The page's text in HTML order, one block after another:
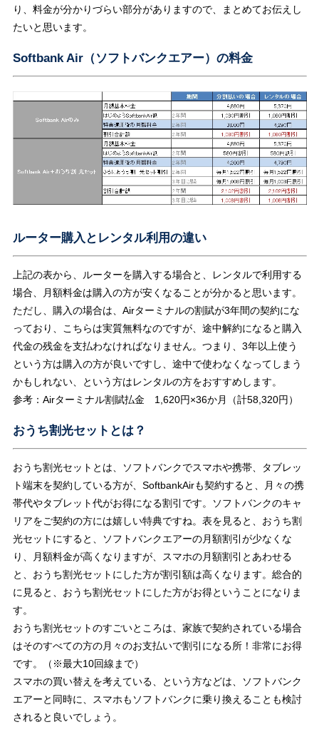
り、料金が分かりづらい部分がありますので、まとめてお伝えし
たいと思います。
Softbank Air（ソフトバンクエアー）の料金
ルーター購入とレンタル利用の違い
上記の表から、ルーターを購入する場合と、レンタルで利用する
場合、月額料金は購入の方が安くなることが分かると思います。
ただし、購入の場合は、Airターミナルの割賦が3年間の契約にな
っており、こちらは実質無料なのですが、途中解約になると購入
代金の残金を支払わなければなりません。つまり、3年以上使う
という方は購入の方が良いですし、途中で使わなくなってしまう
かもしれない、という方はレンタルの方をおすすめします。
参考：Airターミナル割賦払金 1,620円×36か月（計58,320円）
おうち割光セットとは？
おうち割光セットとは、ソフトバンクでスマホや携帯、タブレッ
ト端末を契約している方が、SoftbankAirも契約すると、月々の携
帯代やタブレット代がお得になる割引です。ソフトバンクのキャ
リアをご契約の方には嬉しい特典ですね。表を見ると、おうち割
光セットにすると、ソフトバンクエアーの月額割引が少なくな
り、月額料金が高くなりますが、スマホの月額割引とあわせる
と、おうち割光セットにした方が割引額は高くなります。総合的
に見ると、おうち割光セットにした方がお得ということになりま
す。
おうち割光セットのすごいところは、家族で契約されている場合
はそのすべての方の月々のお支払いで割引になる所！非常にお得
です。（※最大10回線まで）
スマホの買い替えを考えている、という方などは、ソフトバンク
エアーと同時に、スマホもソフトバンクに乗り換えることも検討
されると良いでしょう。